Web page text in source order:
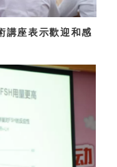
講座表示歡迎和感